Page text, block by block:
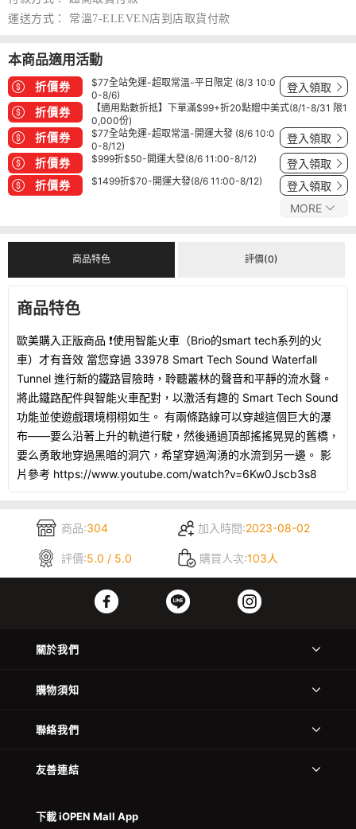
運送方式：
常溫7-ELEVEN店到店取貨付款
本商品適用活動
折價券
$77全站免運-超取常溫-平日限定 (8/3 10:0
0-8/6)
登入領取
折價券
【適用點數折抵】下單滿$99+折20點贈中美式(8/1-8/31 限1
0,000份)
折價券
$77全站免運-超取常溫-開運大發 (8/6 10:0
0-8/12)
登入領取
折價券 $999折$50-開運大發(8/6 11:00-8/12) 登入領取
折價券 $1499折$70-開運大發(8/6 11:00-8/12) 登入領取
MORE
商品特色 評價(0)
商品特色
歐美購入正版商品 ❗使用智能火車（Brio的smart tech系列的火
車）才有音效 當您穿過 33978 Smart Tech Sound Waterfall
Tunnel 進行新的鐵路冒險時，聆聽叢林的聲音和平靜的流水聲。
將此鐵路配件與智能火車配對，以激活有趣的 Smart Tech Sound
功能並使遊戲環境栩栩如生。 有兩條路線可以穿越這個巨大的瀑
布——要么沿著上升的軌道行駛，然後通過頂部搖搖晃晃的舊橋，
要么勇敢地穿過黑暗的洞穴，希望穿過洶湧的水流到另一邊。 影
片參考 https://www.youtube.com/watch?v=6Kw0Jscb3s8
商品:304 加入時間:2023-08-02
評價:5.0 / 5.0 購買人次:103人
關於我們
購物須知
聯絡我們
友善連結
下載 iOPEN Mall App